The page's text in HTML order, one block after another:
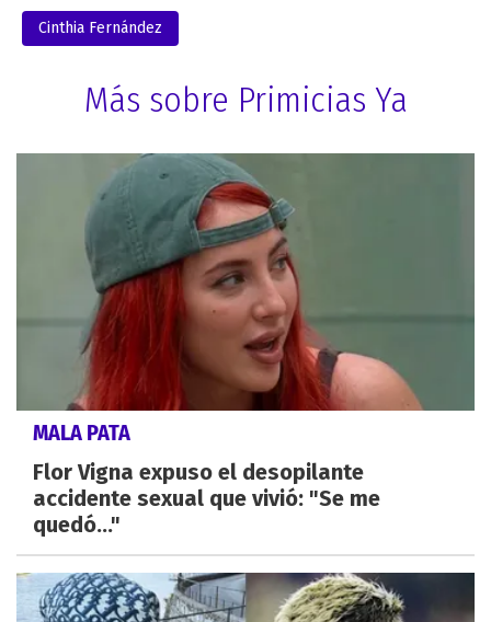
Cinthia Fernández
Más sobre Primicias Ya
MALA PATA
Flor Vigna expuso el desopilante
accidente sexual que vivió: "Se me
quedó..."